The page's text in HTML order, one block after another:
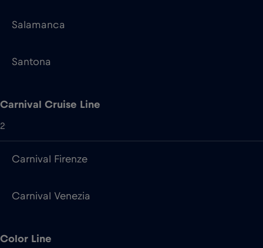
Salamanca
Santona
Carnival Cruise Line
2
Carnival Firenze
Carnival Venezia
Color Line